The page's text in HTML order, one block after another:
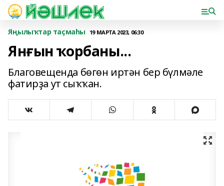
Яңылыҡтар таҫмаһы 19 МАРТА 2023, 06:30
Янғын ҡорбаны...
Благовещенда бөгөн иртән бер бүлмәле
фатирҙа ут сыҡҡан.